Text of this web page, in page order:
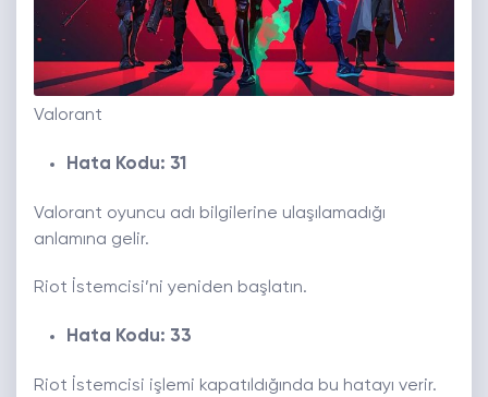
Valorant
Hata Kodu: 31
Valorant oyuncu adı bilgilerine ulaşılamadığı
anlamına gelir.
Riot İstemcisi’ni yeniden başlatın.
Hata Kodu: 33
Riot İstemcisi işlemi kapatıldığında bu hatayı verir.